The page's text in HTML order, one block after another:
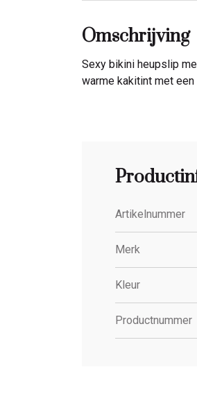
Omschrijving
Sexy bikini heupslip
warme kakitint met
Artikelnummer
Merk
Kleur
Productnummer